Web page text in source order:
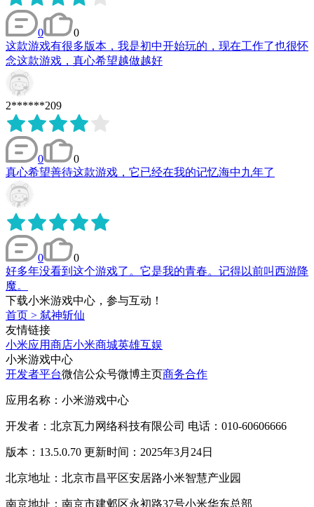
0
0
这款游戏有很多版本，我是初中开始玩的，现在工作了也很怀
念这款游戏，真心希望越做越好
2******209
0
0
真心希望善待这款游戏，它已经在我的记忆海中九年了
0
0
好多年没看到这个游戏了。它是我的青春。记得以前叫西游降
魔。
下载小米游戏中心，参与互动！
首页 > 弑神斩仙
友情链接
小米应用商店小米商城英雄互娱
小米游戏中心
开发者平台微信公众号微博主页商务合作
应用名称：小米游戏中心
开发者：北京瓦力网络科技有限公司 电话：010-60606666
版本：13.5.0.70 更新时间：2025年3月24日
北京地址：北京市昌平区安居路小米智慧产业园
南京地址：南京市建邺区永初路37号小米华东总部